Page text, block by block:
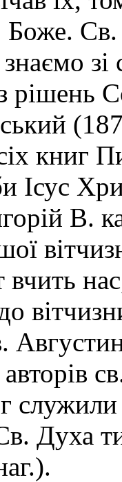
Боже.
зі
рішень
книг
Ісус
В.
Духа